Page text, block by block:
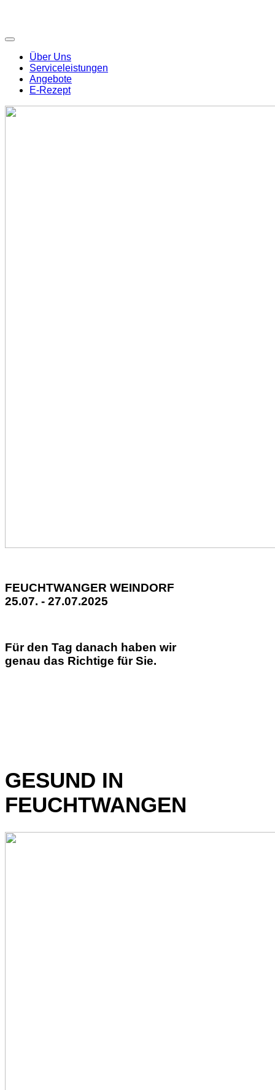
Über Uns
Serviceleistungen
Angebote
E-Rezept
FEUCHTWANGER WEINDORF
25.07. - 27.07.2025
Für den Tag danach haben wir
genau das Richtige für Sie.
GESUND IN
FEUCHTWANGEN